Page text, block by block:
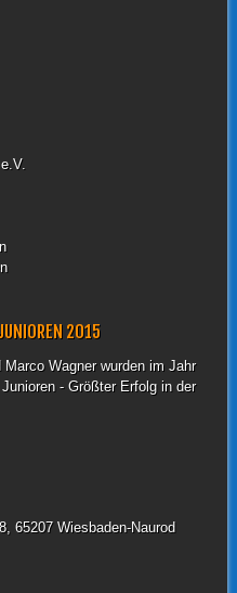
2015
Wagner wurden im Jahr
- Größter Erfolg in der
65207 Wiesbaden-Naurod